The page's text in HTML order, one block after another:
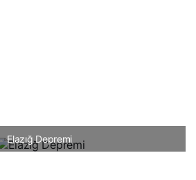
Elazığ Depremi